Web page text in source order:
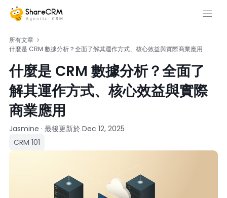
所有文章
什麼是 CRM 數據分析？全面了解其運作方式、核心效益與實際商業應用
什麼是 CRM 數據分析？全面了
解其運作方式、核心效益與實際
商業應用
Jasmine · 最後更新於 Dec 12, 2025
CRM 101